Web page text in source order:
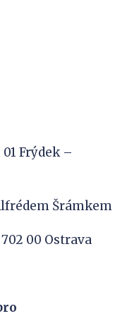
Frýdek –
Šrámkem
00 Ostrava